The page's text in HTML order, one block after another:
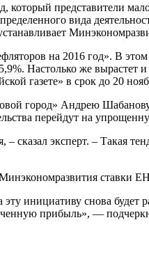
представители
вида
на 2016 год». В этом
Настолько же
газете» в срок до 20
город» Андрею
перейдут на
сказал эксперт. – Такая
ставки
инициативу снова будет
прибыль», —